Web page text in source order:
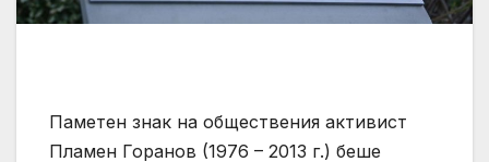
Паметен знак на обществения активист
Пламен Горанов (1976 – 2013 г.) беше